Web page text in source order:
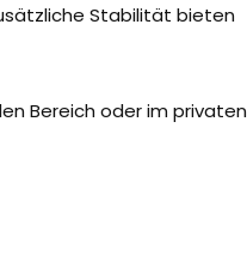
Stabilität bieten
Bereich oder im privaten